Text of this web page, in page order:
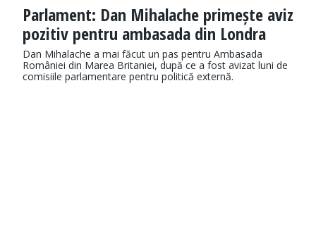
Parlament: Dan Mihalache primește aviz
pozitiv pentru ambasada din Londra
Dan Mihalache a mai făcut un pas pentru Ambasada
României din Marea Britaniei, după ce a fost avizat luni de
comisiile parlamentare pentru politică externă.